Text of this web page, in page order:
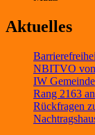
Aktuelles
NBITVO
IW
Rang 2163
Rückfragen